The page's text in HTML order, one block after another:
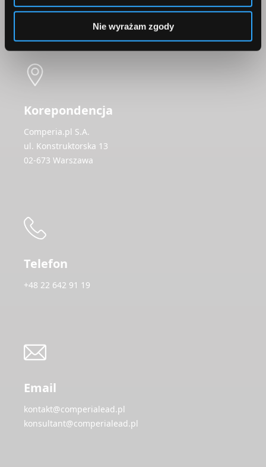
Nie wyrażam zgody
Skontaktuj się z nami
Korepondencja
Comperia.pl S.A.
ul. Konstruktorska 13
02-673 Warszawa
Telefon
+48 22 642 91 19
Email
kontakt@comperialead.pl
konsultant@comperialead.pl